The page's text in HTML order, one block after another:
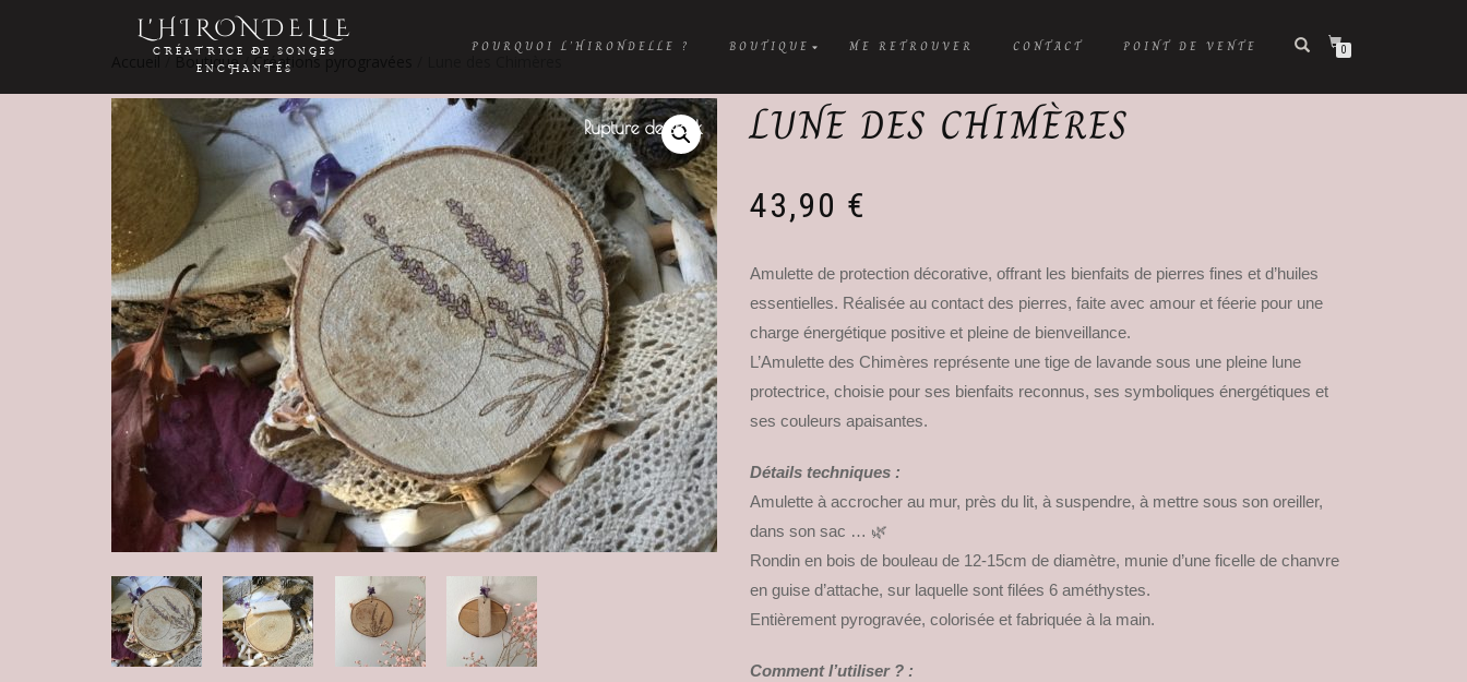
L'HIRONDELLE
CRÉATRICE DE SONGES
ENCHANTÉS
POURQUOI L’HIRONDELLE ? BOUTIQUE ME RETROUVER CONTACT POINT DE VENTE 0
Accueil /Boutique/Créations pyrogravées
Rupture de stock LUNE DES CHIMÈRES
43,90 €
Amulette de protection décorative, offrant les bienfaits de pierres fines et d’huiles
essentielles. Réalisée au contact des pierres, faite avec amour et féerie pour une
charge énergétique positive et pleine de bienveillance.
L’Amulette des Chimères représente une tige de lavande sous une pleine lune
protectrice, choisie pour ses bienfaits reconnus, ses symboliques énergétiques et
ses couleurs apaisantes.
Détails techniques :
Amulette à accrocher au mur, près du lit, à suspendre, à mettre sous son oreiller,
dans son sac … 🌿
Rondin en bois de bouleau de 12-15cm de diamètre, munie d’une ficelle de chanvre
en guise d’attache, sur laquelle sont filées 6 améthystes.
Entièrement pyrogravée, colorisée et fabriquée à la main.
Comment l’utiliser ? :